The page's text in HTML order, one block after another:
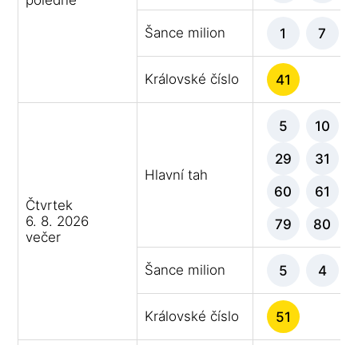
Šance milion 1 7
Královské číslo 41
Čtvrtek
6. 8. 2026
večer
Hlavní tah
5 10
29 31
60 61
79 80
Šance milion 5 4
Královské číslo 51